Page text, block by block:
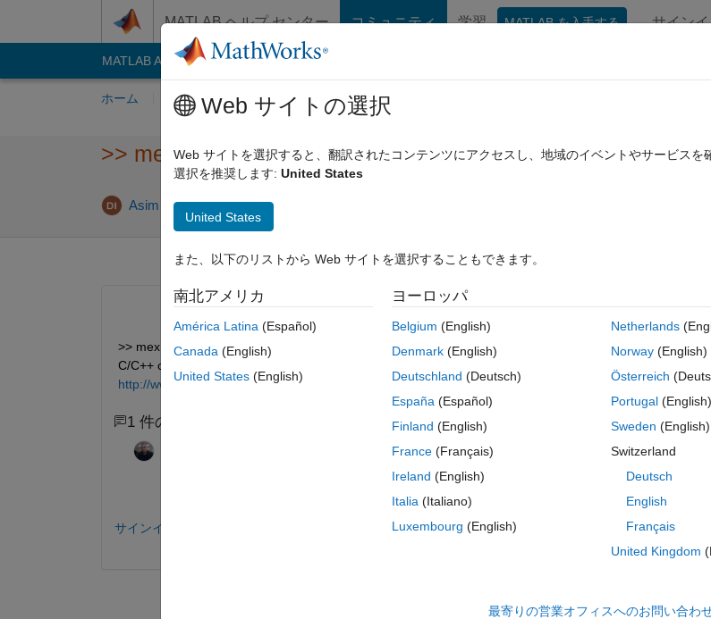
MATLAB ヘルプ センター コミュニティ 学習 MATLAB を入手する サイン
MATLAB Answers File Exchange
ホーム 質問する 回答 閲覧 MATLAB に関する FAQ
>> mex -setup
Asim Muhammad 2016 8 月 29
>> mex -setup Error using mex No supported compiler or SDK was found. You can install the freely
C/C++ compiler; see Install MinGW-w64 Compiler. For more options, visit
http://www.mathworks.com/support/compilers/R2016a/win64.html.
1 件のコメント
2016 年 8 月 29 日
サインインしてコメントする。
Web サイトの選択
Web サイトを選択すると、翻訳されたコンテンツにアクセスし、地域のイベントやサービス
選択を推奨します: United States
United States
また、以下のリストから Web サイトを選択することもできます。
南北アメリカ
América Latina (Español)
Canada (English)
United States (English)
ヨーロッパ
Belgium (English)
Denmark (English)
Deutschland (Deutsch)
España (Español)
Finland (English)
France (Français)
Ireland (English)
Italia (Italiano)
Luxembourg (English)
Netherlands
Norway(English)
Österreich
Portugal(English)
Sweden (English)
Switzerland
Deutsch
English
Français
United Kingdom
最寄りの営業オフィスへのお問い合わ